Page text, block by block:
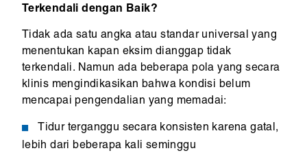
Terkendali dengan Baik?
Tidak ada satu angka atau standar universal yang
menentukan kapan eksim dianggap tidak
terkendali. Namun ada beberapa pola yang secara
klinis mengindikasikan bahwa kondisi belum
mencapai pengendalian yang memadai:
Tidur terganggu secara konsisten karena gatal,
lebih dari beberapa kali seminggu